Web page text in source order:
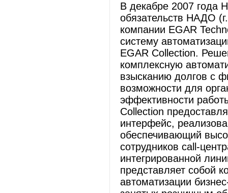
В декабре 2007 года
обязательств НАДО
компании EGAR
систему
EGAR Collection.
комплексную
взысканию долгов с
возможности для
эффективности
Collection
интерфейс,
обеспечивающий
сотрудников call-
интегрированной
представляет собой
автоматизации